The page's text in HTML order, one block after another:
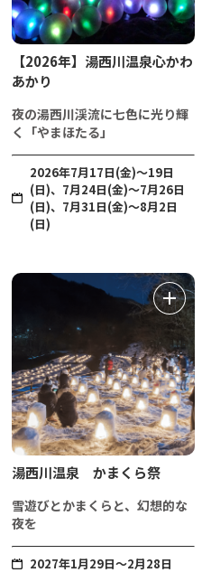
【2026年】湯西川温泉心かわ
あかり
夜の湯西川渓流に七色に光り輝
く「やまほたる」
2026年7月17日(金)～19日
(日)、7月24日(金)～7月26日
(日)、7月31日(金)～8月2日
(日)
湯西川温泉 かまくら祭
雪遊びとかまくらと、幻想的な
夜を
2027年1月29日～2月28日